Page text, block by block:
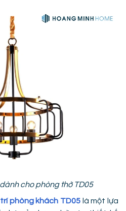
cho phòng thờ TD05
phòng khách TD05 là một lựa